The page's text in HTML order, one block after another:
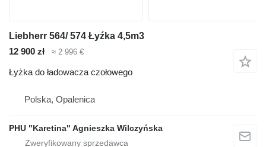
Liebherr 564/ 574 Łyźka 4,5m3
12 900 zł
≈ 2 996 €
Łyżka do ładowacza czołowego
Polska, Opalenica
PHU "Karetina" Agnieszka Wilczyńska